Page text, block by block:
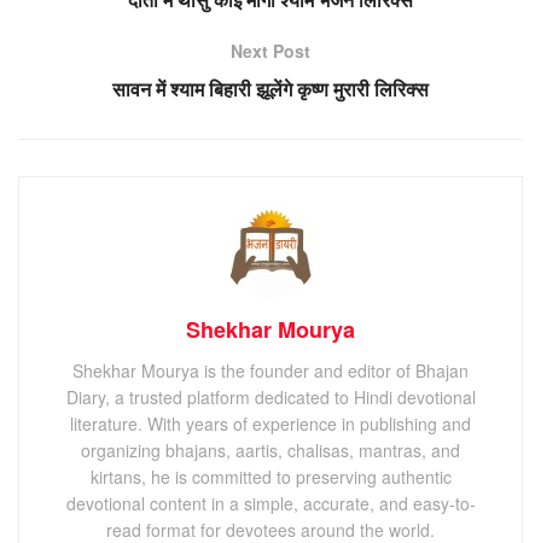
Next Post
सावन में श्याम बिहारी झूलेंगे कृष्ण मुरारी लिरिक्स
Shekhar Mourya
Shekhar Mourya is the founder and editor of Bhajan
Diary, a trusted platform dedicated to Hindi devotional
literature. With years of experience in publishing and
organizing bhajans, aartis, chalisas, mantras, and
kirtans, he is committed to preserving authentic
devotional content in a simple, accurate, and easy-to-
read format for devotees around the world.